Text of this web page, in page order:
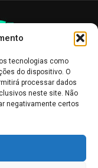
tecnologias como
do dispositivo. O
processar dados
neste site. Não
negativamente certos
e não devem ser
Leia mais